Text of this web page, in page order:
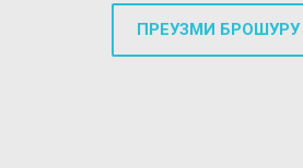
ПРЕУЗМИ БРОШУРУ